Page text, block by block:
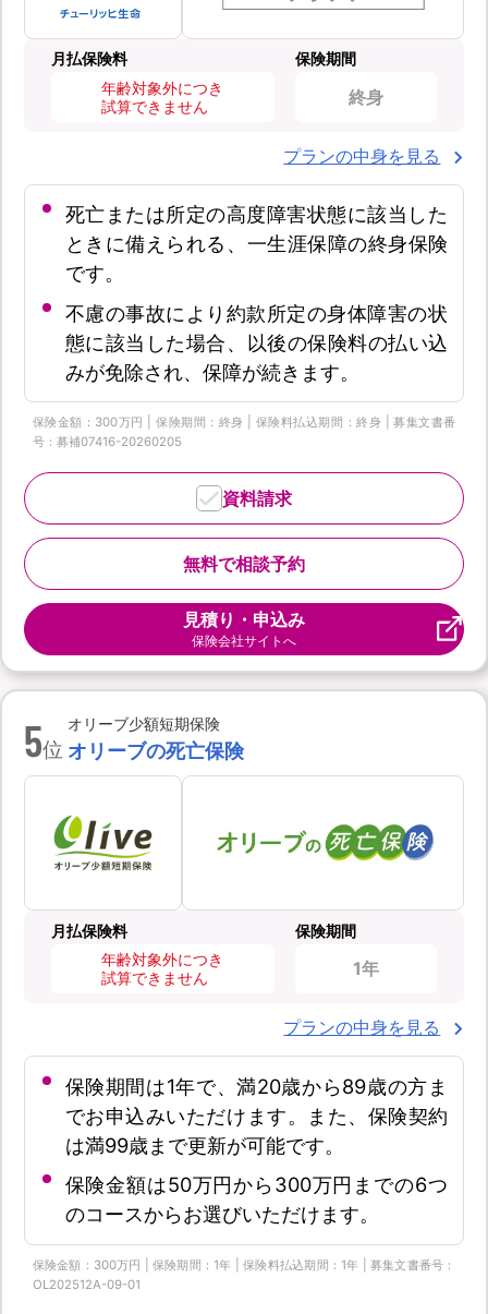
月払保険料
年齢対象外につき
試算できません
保険期間
終身
プランの中身を見る
死亡または所定の高度障害状態に該当した
ときに備えられる、一生涯保障の終身保険
です。
不慮の事故により約款所定の身体障害の状
態に該当した場合、以後の保険料の払い込
みが免除され、保障が続きます。
保険金額：300万円 | 保険期間：終身 | 保険料払込期間：終身 | 募集文書番
号：募補07416-20260205
無料で相談予約
資料請求
見積り・申込み
保険会社サイトへ
5位
オリーブ少額短期保険
オリーブの死亡保険
月払保険料
年齢対象外につき
試算できません
保険期間
1年
プランの中身を見る
保険期間は1年で、満20歳から89歳の方ま
でお申込みいただけます。また、保険契約
は満99歳まで更新が可能です。
保険金額は50万円から300万円までの6つ
のコースからお選びいただけます。
保険金額：300万円 | 保険期間：1年 | 保険料払込期間：1年 | 募集文書番号：
OL202512A-09-01